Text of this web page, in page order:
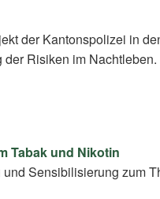
der Kantonspolizei in
Risiken im Nachtleben.
Tabak und Nikotin
Sensibilisierung zum